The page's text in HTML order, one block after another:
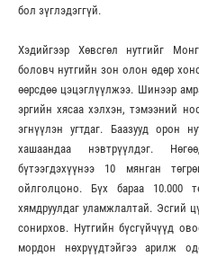
бол зүглэдэггүй.
Хэдийгээр Хөвсгөл нутгийг
боловч нутгийн зон олон өдөр
өөрсдөө цэцэглүүлжээ. Шинээр
эргийн хясаа хэлхэн, тэмээний
эгнүүлэн угтдаг. Баазууд орон
хашаандаа нэвтрүүлдэг.
бүтээгдэхүүнээ 10 мянган
ойлголцоно. Бүх бараа 10.000
хямдруулдаг уламжлалтай. Эсгий
сонирхов. Нутгийн бүсгүйчүүд
мордон нөхрүүдтэйгээ арилж